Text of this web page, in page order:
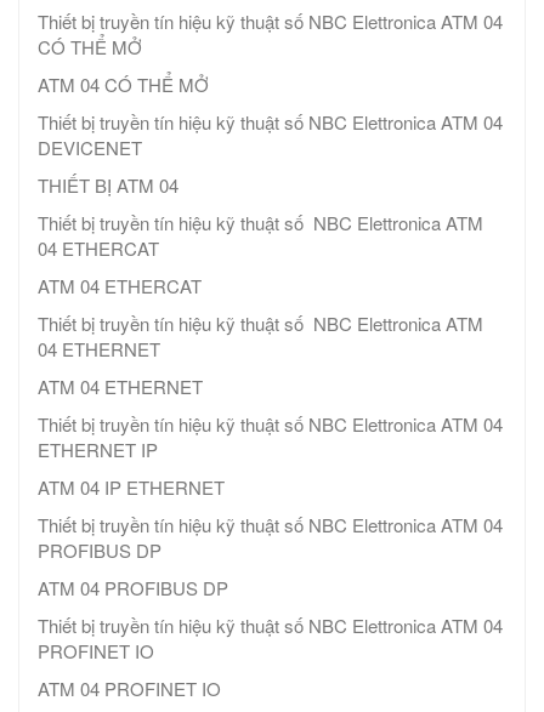
Thiết bị truyền tín hiệu kỹ thuật số NBC Elettronica ATM 04
CÓ THỂ MỞ
ATM 04 CÓ THỂ MỞ
Thiết bị truyền tín hiệu kỹ thuật số NBC Elettronica ATM 04
DEVICENET
THIẾT BỊ ATM 04
Thiết bị truyền tín hiệu kỹ thuật số NBC Elettronica ATM
04 ETHERCAT
ATM 04 ETHERCAT
Thiết bị truyền tín hiệu kỹ thuật số NBC Elettronica ATM
04 ETHERNET
ATM 04 ETHERNET
Thiết bị truyền tín hiệu kỹ thuật số NBC Elettronica ATM 04
ETHERNET IP
ATM 04 IP ETHERNET
Thiết bị truyền tín hiệu kỹ thuật số NBC Elettronica ATM 04
PROFIBUS DP
ATM 04 PROFIBUS DP
Thiết bị truyền tín hiệu kỹ thuật số NBC Elettronica ATM 04
PROFINET IO
ATM 04 PROFINET IO